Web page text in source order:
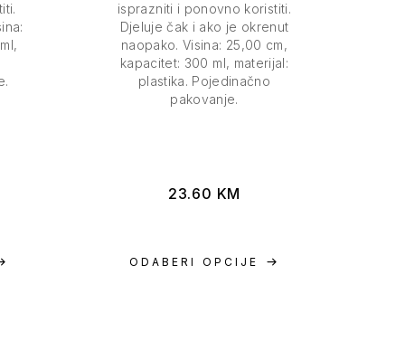
ODABERI OPCIJE
isprazniti i ponovno koristiti.
Djeluje čak i ako je okrenut
naopako. Visina: 25,00 cm,
kapacitet: 300 ml, materijal:
plastika. Pojedinačno
pakovanje.
23.60 KM